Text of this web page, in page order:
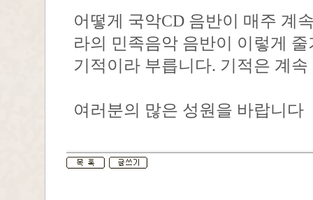
어떻게 국악CD 음반이 매주 계
라의 민족음악 음반이 이렇게
기적이라 부릅니다. 기적은 계
여러분의 많은 성원을 바랍니다